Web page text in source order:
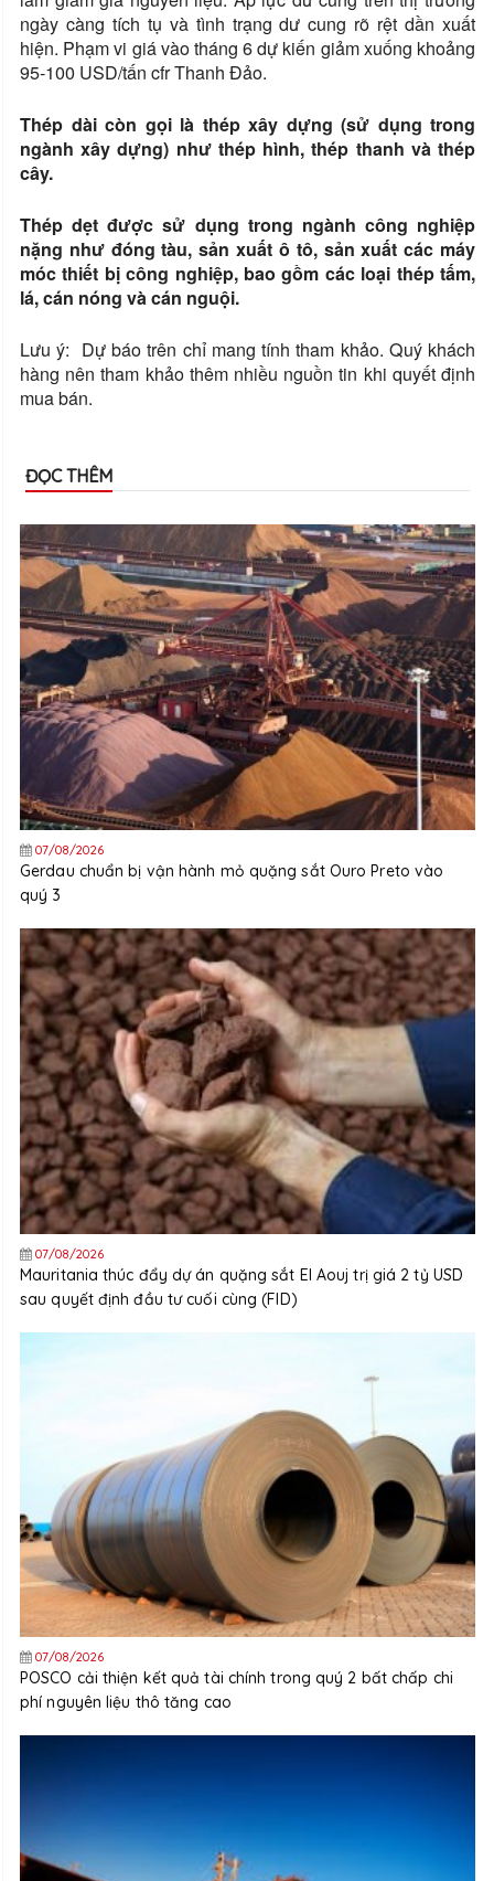
ngày càng tích tụ và tình trạng dư cung rõ rệt dần xuất
hiện. Phạm vi giá vào tháng 6 dự kiến giảm xuống khoảng
95-100 USD/tấn cfr Thanh Đảo.
Thép dài còn gọi là thép xây dựng (sử dụng trong
ngành xây dựng) như thép hình, thép thanh và thép
cây.
Thép dẹt được sử dụng trong ngành công nghiệp
nặng như đóng tàu, sản xuất ô tô, sản xuất các máy
móc thiết bị công nghiệp, bao gồm các loại thép tấm,
lá, cán nóng và cán nguội.
Lưu ý: Dự báo trên chỉ mang tính tham khảo. Quý khách
hàng nên tham khảo thêm nhiều nguồn tin khi quyết định
mua bán.
ĐỌC THÊM
07/08/2026
Gerdau chuẩn bị vận hành mỏ quặng sắt Ouro Preto vào
quý 3
07/08/2026
Mauritania thúc đẩy dự án quặng sắt El Aouj trị giá 2 tỷ USD
sau quyết định đầu tư cuối cùng (FID)
07/08/2026
POSCO cải thiện kết quả tài chính trong quý 2 bất chấp chi
phí nguyên liệu thô tăng cao